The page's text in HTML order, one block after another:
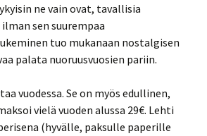
ne vain ovat, tavallisia
sen suurempaa
tuo mukanaan nostalgisen
palata nuoruusvuosien pariin.
vuodessa. Se on myös edullinen,
vielä vuoden alussa 29€. Lehti
(hyvälle, paksulle paperille